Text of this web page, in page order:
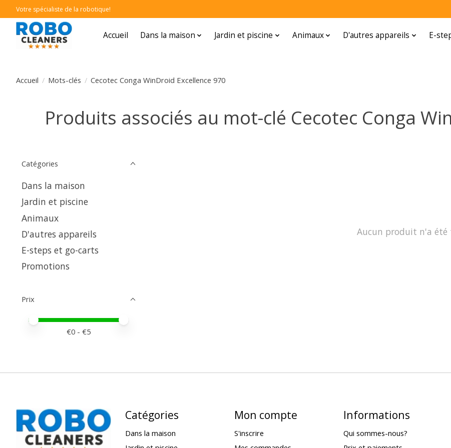
Votre spécialiste de la robotique!
Accueil Dans la maison Jardin et piscine Animaux D'autres appareils E-
Accueil / Mots-clés / Cecotec Conga WinDroid Excellence 970
Produits associés au mot-clé Cecotec Conga
Catégories
Dans la maison
Jardin et piscine
Animaux
D'autres appareils
E-steps et go-carts
Promotions
Prix
Prix minimum
Price maximum value
€0 - €5
Aucun produit n'a été
Catégories
Dans la maison
Mon compte
S'inscrire
Informations
Qui sommes-nous?